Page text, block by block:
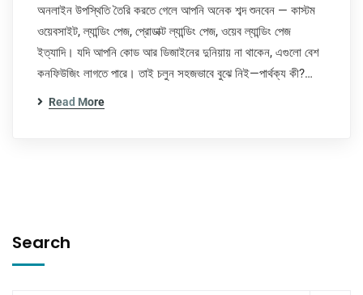
অনলাইন উপস্থিতি তৈরি করতে গেলে আপনি অনেক শব্দ শুনবেন — কাস্টম
ওয়েবসাইট, ল্যান্ডিং পেজ, প্রোডাক্ট ল্যান্ডিং পেজ, ওয়েব ল্যান্ডিং পেজ
ইত্যাদি। যদি আপনি কোড আর ডিজাইনের দুনিয়ায় না থাকেন, এগুলো বেশ
কনফিউজিং লাগতে পারে। তাই চলুন সহজভাবে বুঝে নিই—পার্থক্য কী?…
Read More
Search